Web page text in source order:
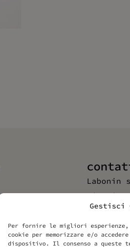
Gestisci
Per fornire le migliori esperienze,
cookie per memorizzare e/o
dispositivo. Il consenso a queste
Labonin
Via
00187
P.IVA –